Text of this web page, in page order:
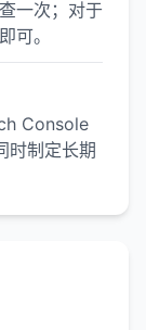
一次；对于
可。
Console
时制定长期